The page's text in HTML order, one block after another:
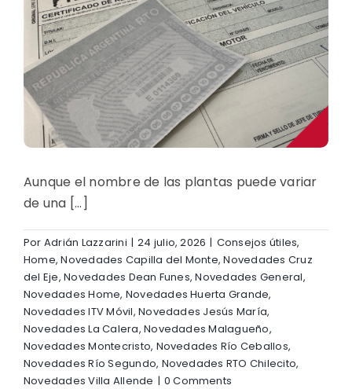
Aunque el nombre de las plantas puede variar
de una [...]
Por Adrián Lazzarini | 24 julio, 2026 | Consejos útiles,
Home,Novedades Capilla del Monte,Novedades Cruz
del Eje,Novedades Dean Funes,Novedades General,
Novedades Home, Novedades Huerta Grande,
Novedades ITV Móvil,Novedades Jesús María,
Novedades La Calera,Novedades Malagueño,
Novedades Montecristo, Novedades Río Ceballos,
Novedades Río Segundo, Novedades RTO Chilecito,
Novedades Villa Allende | 0 Comments